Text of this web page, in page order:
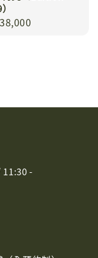
11:30 -